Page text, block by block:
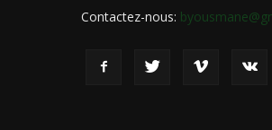
Contactez-nous: